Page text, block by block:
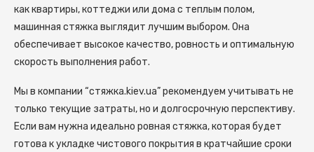
как квартиры, коттеджи или дома с теплым полом,
машинная стяжка выглядит лучшим выбором. Она
обеспечивает высокое качество, ровность и оптимальную
скорость выполнения работ.
Мы в компании “стяжка.kiev.ua” рекомендуем учитывать не
только текущие затраты, но и долгосрочную перспективу.
Если вам нужна идеально ровная стяжка, которая будет
готова к укладке чистового покрытия в кратчайшие сроки